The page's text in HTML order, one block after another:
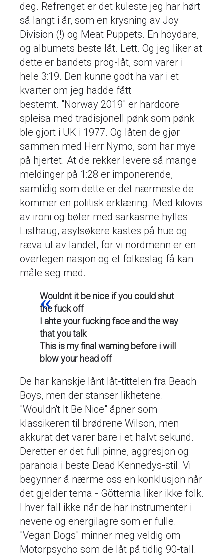
deg. Refrenget er det kuleste jeg har hørt
så langt i år, som en krysning av Joy
Division (!) og Meat Puppets. En höydare,
og albumets beste låt. Lett. Og jeg liker at
dette er bandets prog-låt, som varer i
hele 3:19. Den kunne godt ha var i et
kvarter om jeg hadde fått
bestemt. "Norway 2019" er hardcore
spleisa med tradisjonell pønk som pønk
ble gjort i UK i 1977. Og låten de gjør
sammen med Herr Nymo, som har mye
på hjertet. At de rekker levere så mange
meldinger på 1:28 er imponerende,
samtidig som dette er det nærmeste de
kommer en politisk erklæring. Med kilovis
av ironi og bøter med sarkasme hylles
Listhaug, asylsøkere kastes på hue og
ræva ut av landet, for vi nordmenn er en
overlegen nasjon og et folkeslag få kan
måle seg med.
Wouldnt it be nice if you could shut
the fuck off
I ahte your fucking face and the way
that you talk
This is my final warning before i will
blow your head off
De har kanskje lånt låt-tittelen fra Beach
Boys, men der stanser likhetene.
"Wouldn't It Be Nice" åpner som
klassikeren til brødrene Wilson, men
akkurat det varer bare i et halvt sekund.
Deretter er det full pinne, aggresjon og
paranoia i beste Dead Kennedys-stil. Vi
begynner å nærme oss en konklusjon når
det gjelder tema - Göttemia liker ikke folk.
I hver fall ikke når de har instrumenter i
nevene og energilagre som er fulle.
"Vegan Dogs" minner meg veldig om
Motorpsycho som de låt på tidlig 90-tall.